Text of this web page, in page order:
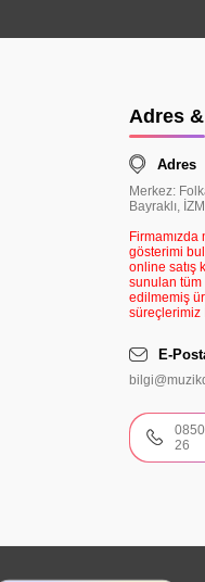
Adres
Adres
Merkez:
Bayraklı,
Firmamızda
gösterimi
online satış
sunulan tüm
edilmemiş
süreçlerimiz
E-
26